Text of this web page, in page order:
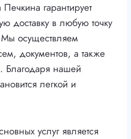
гарантирует
доставку в любую точку
осуществляем
документов, а также
Благодаря нашей
легкой и
услуг является